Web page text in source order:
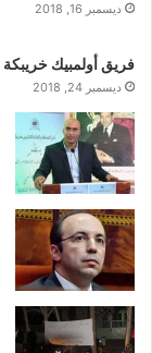
ديسمبر 16, 2018
فريق أولمبيك خريبكة ٠٠٠الإدمان على الهزيمة
ديسمبر 24, 2018